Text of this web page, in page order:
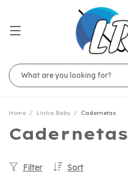
Home / Linha Baby / Cadernetas
Cadernetas
Sort
Filter